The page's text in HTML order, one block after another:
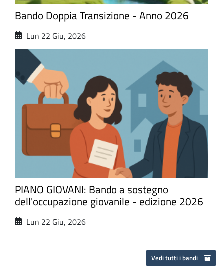
Bando Doppia Transizione - Anno 2026
Lun 22 Giu, 2026
PIANO GIOVANI: Bando a sostegno
dell'occupazione giovanile - edizione 2026
Lun 22 Giu, 2026
Vedi tutti i bandi